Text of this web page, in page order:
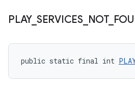
PLAY_ SERVICES_ NOT_
public static final int